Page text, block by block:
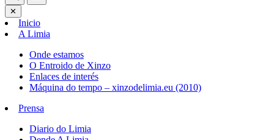
✕
Inicio
A Limia
Onde estamos
O Entroido de Xinzo
Enlaces de interés
Máquina do tempo – xinzodelimia.eu (2010)
Prensa
Diario do Limia